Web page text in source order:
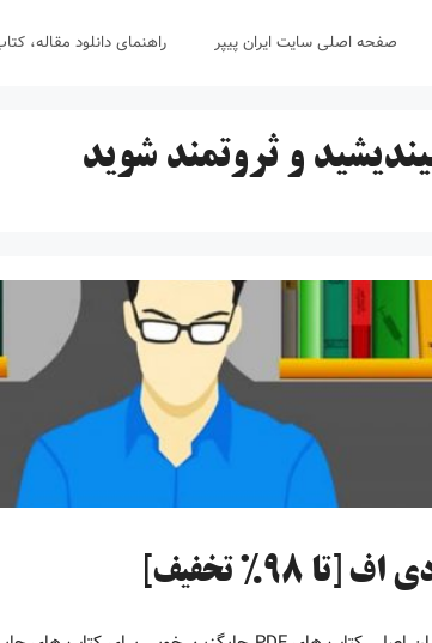
صفحه اصلی سایت ایران پیپر راهنمای دانلود مقاله،